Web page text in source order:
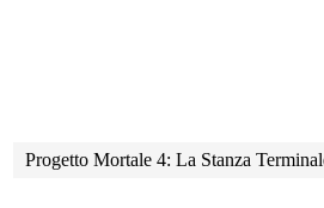
Progetto Mortale 4: La Stanza